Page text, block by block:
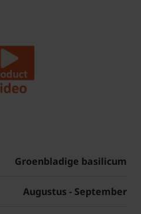
Groenbladige basilicum
Augustus - September